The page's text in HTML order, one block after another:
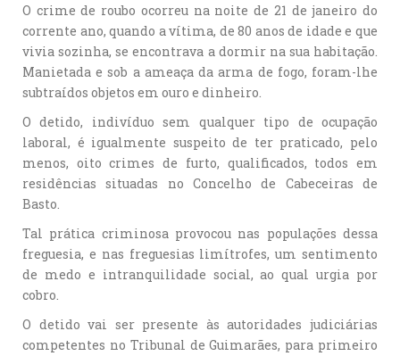
O crime de roubo ocorreu na noite de 21 de janeiro do
corrente ano, quando a vítima, de 80 anos de idade e que
vivia sozinha, se encontrava a dormir na sua habitação.
Manietada e sob a ameaça da arma de fogo, foram-lhe
subtraídos objetos em ouro e dinheiro.
O detido, indivíduo sem qualquer tipo de ocupação
laboral, é igualmente suspeito de ter praticado, pelo
menos, oito crimes de furto, qualificados, todos em
residências situadas no Concelho de Cabeceiras de
Basto.
Tal prática criminosa provocou nas populações dessa
freguesia, e nas freguesias limítrofes, um sentimento
de medo e intranquilidade social, ao qual urgia por
cobro.
O detido vai ser presente às autoridades judiciárias
competentes no Tribunal de Guimarães, para primeiro